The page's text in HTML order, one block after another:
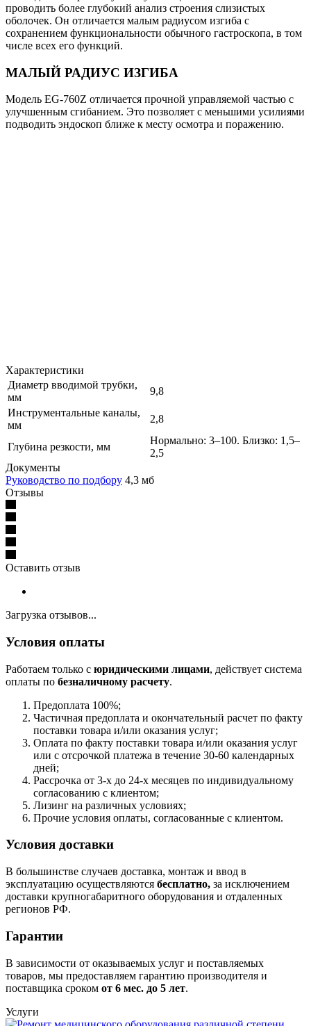
проводить более глубокий анализ строения слизистых
оболочек. Он отличается малым радиусом изгиба с
сохранением функциональности обычного гастроскопа, в том
числе всех его функций.
МАЛЫЙ РАДИУС ИЗГИБА
Модель EG-760Z отличается прочной управляемой частью с
улучшенным сгибанием. Это позволяет с меньшими усилиями
подводить эндоскоп ближе к месту осмотра и поражению.
Характеристики
Диаметр вводимой трубки,
мм
9,8
Инструментальные каналы,
мм
2,8
Глубина резкости, мм
Нормально: 3–100. Близко: 1,5–
2,5
Документы
Руководство по подбору 4,3 мб
Отзывы
Оставить отзыв
Загрузка отзывов...
Условия оплаты
Работаем только с юридическими лицами, действует система
оплаты по безналичному расчету.
Предоплата 100%;
Частичная предоплата и окончательный расчет по факту
поставки товара и/или оказания услуг;
Оплата по факту поставки товара и/или оказания услуг
или с отсрочкой платежа в течение 30-60 календарных
дней;
Рассрочка от 3-х до 24-х месяцев по индивидуальному
согласованию с клиентом;
Лизинг на различных условиях;
Прочие условия оплаты, согласованные с клиентом.
Условия доставки
В большинстве случаев доставка, монтаж и ввод в
эксплуатацию осуществляются бесплатно, за исключением
доставки крупногабаритного оборудования и отдаленных
регионов РФ.
Гарантии
В зависимости от оказываемых услуг и поставляемых
товаров, мы предоставляем гарантию производителя и
поставщика сроком от 6 мес. до 5 лет.
Услуги